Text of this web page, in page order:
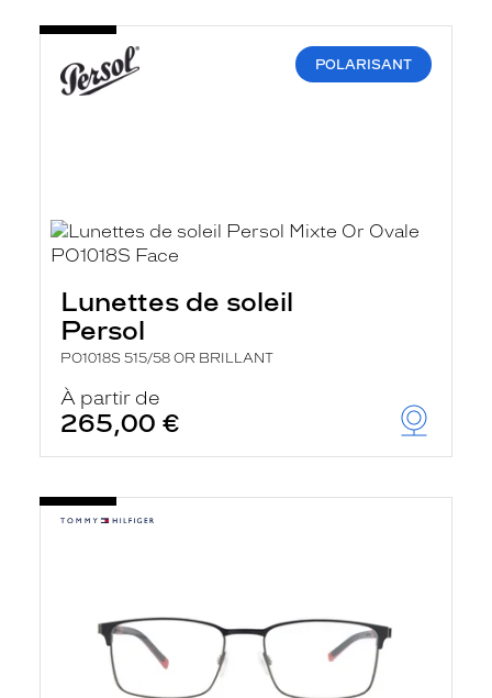
POLARISANT
Lunettes de soleil
Persol
PO1018S 515/58 OR BRILLANT
À partir de
265,00 €